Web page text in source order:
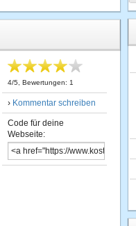
4/5 , Bewertungen: 1
› Kommentar schreiben
Code für deine
Webseite: